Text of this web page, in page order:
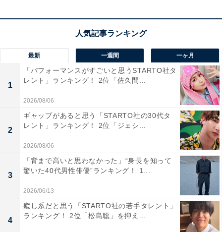
う回答が続きました。
この記事の筆者：福島 ゆき プロフィール
アニメや漫画のレビュー、エンタメトピックスなどを中
心に、オールジャンルで執筆中のライター。時々、店舗
取材などのリポート記事も担当。All AboutおよびAll
About ニュースでのライター歴は5年。
次ページ
10位までの全ランキング結果を見
る
最新 一週間 一ヶ月
1
「パフォーマンスがすごいと思うSTARTO社タ
レント」ランキング！ 2位「佐久間...
2026/08/06
2
ギャップがあると思う「STARTO社の30代タ
レント」ランキング！ 2位「ジェシ...
2026/08/06
3
「背まで高いと思わなかった」“身長を知って
驚いた40代男性俳優”ランキング！ 1...
2026/06/13
4
癒し系だと思う「STARTO社の若手タレント」
ランキング！ 2位「松島聡」を抑え...